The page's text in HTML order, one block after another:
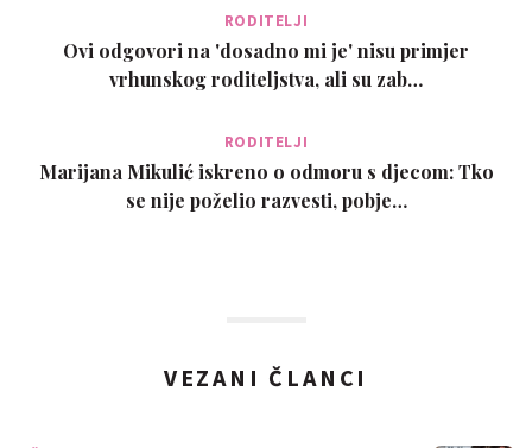
RODITELJI
Ovi odgovori na 'dosadno mi je' nisu primjer
vrhunskog roditeljstva, ali su zab…
RODITELJI
Marijana Mikulić iskreno o odmoru s djecom: Tko
se nije poželio razvesti, pobje…
VEZANI ČLANCI